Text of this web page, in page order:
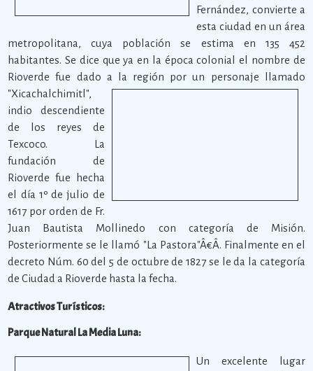
Fernández, convierte a
esta ciudad en un área
metropolitana, cuya población se estima en 135 452
habitantes. Se dice que ya en la época colonial el nombre de
Rioverde fue dado a la región por un personaje llamado
"Xicachalchimitl",
indio descendiente
de los reyes de
Texcoco. La
fundación de
Rioverde fue hecha
el día 1º de julio de
1617 por orden de Fr.
Juan Bautista Mollinedo con categoría de Misión.
Posteriormente se le llamó "La Pastora"Â€Â. Finalmente en el
decreto Núm. 60 del 5 de octubre de 1827 se le da la categoría
de Ciudad a Rioverde hasta la fecha.
Atractivos Turísticos:
Parque Natural La Media Luna:
Un excelente lugar